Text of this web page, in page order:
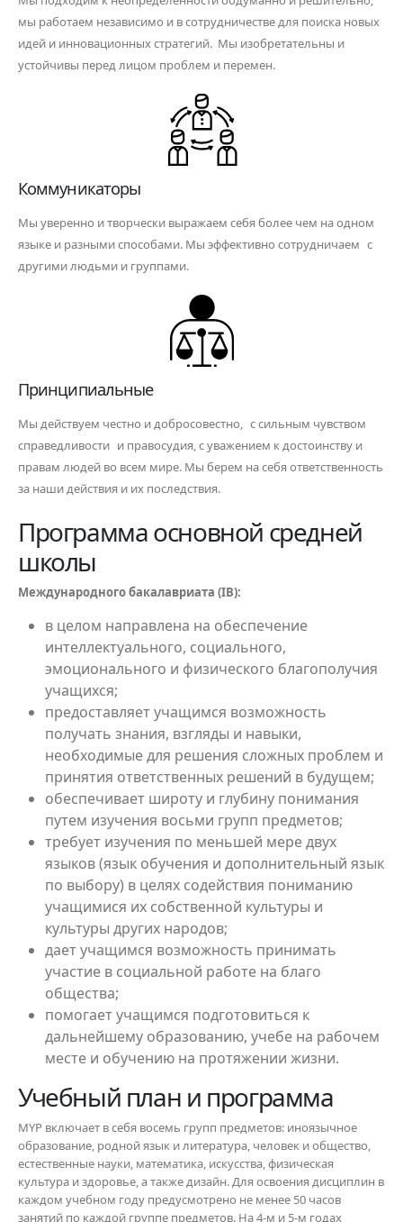
мы работаем независимо и в сотрудничестве для поиска новых
идей и инновационных стратегий. Мы изобретательны и
устойчивы перед лицом проблем и перемен.
Коммуникаторы
Мы уверенно и творчески выражаем себя более чем на одном
языке и разными способами. Мы эффективно сотрудничаем с
другими людьми и группами.
Принципиальные
Мы действуем честно и добросовестно, с сильным чувством
справедливости и правосудия, с уважением к достоинству и
правам людей во всем мире. Мы берем на себя ответственность
за наши действия и их последствия.
Программа основной средней
школы
Международного бакалавриата (IB):
в целом направлена на обеспечение
интеллектуального, социального,
эмоционального и физического благополучия
учащихся;
предоставляет учащимся возможность
получать знания, взгляды и навыки,
необходимые для решения сложных проблем и
принятия ответственных решений в будущем;
обеспечивает широту и глубину понимания
путем изучения восьми групп предметов;
требует изучения по меньшей мере двух
языков (язык обучения и дополнительный язык
по выбору) в целях содействия пониманию
учащимися их собственной культуры и
культуры других народов;
дает учащимся возможность принимать
участие в социальной работе на благо
общества;
помогает учащимся подготовиться к
дальнейшему образованию, учебе на рабочем
месте и обучению на протяжении жизни.
Учебный план и программа
MYP включает в себя восемь групп предметов: иноязычное
образование, родной язык и литература, человек и общество,
естественные науки, математика, искусства, физическая
культура и здоровье, а также дизайн. Для освоения дисциплин в
каждом учебном году предусмотрено не менее 50 часов
занятий по каждой группе предметов. На 4-м и 5-м годах